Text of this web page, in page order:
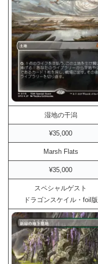
湿地の干潟
¥35,000
Marsh Flats
¥35,000
スペシャルゲスト
ドラゴンスケイル・foil版